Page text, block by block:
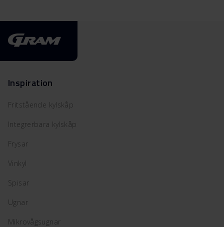
Inspiration
Fritstående kylskåp
Integrerbara kylskåp
Frysar
Vinkyl
Spisar
Ugnar
Mikrovågsugnar